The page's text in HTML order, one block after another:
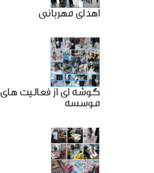
اهدای مهربانی
گوشه ای از فعالیت های
موسسه